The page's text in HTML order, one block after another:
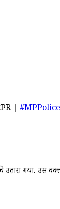
| #MPPolice
गया. उस